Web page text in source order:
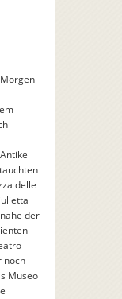
delle
der
noch
Museo